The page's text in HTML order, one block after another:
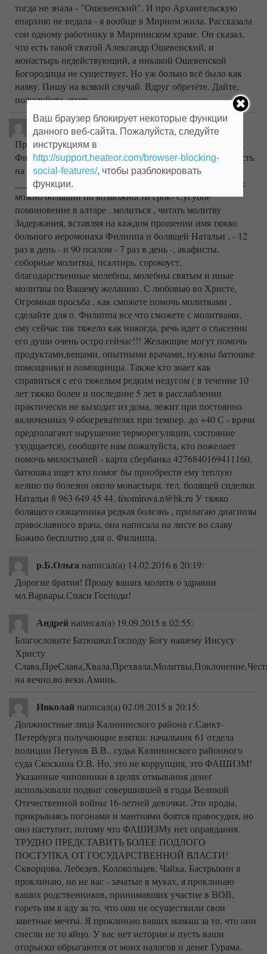
тогда не знала - "Ошевенский". И про Архангельскую
епархию не ведала - я вообще в Мирном жила. Рассказала
сон одному работнику в Мирнинском храме. Он сказал,
что есть такой святой Александр Ошевенский, и
монастырь недействующий, а никакой Ошевенской
Богородицы не существует. Но уж больно всё было как
наяву. Пишу на всякий случай. Вдруг обретёте. Дайте,
пожалуйста, знать.
Натальянаписал(а) 06.03.2016в 20:45:
Простите! Очень Вас просит тяжко болящий иеромонах
Филипп- Ваших сугубых молитв, самых сильных что есть
на земле! Если можно, такие молитвы благословили-
__________________________________________ На как
можно больший по возможности срок- Сугубое
поминовение в алтаре . молиться , читать молитву
Задержания, вставляя на каждом прошении имя тяжко
больного иеромонаха Филиппа и болящей Натальи , - 12
раз в день - и 90 псалом - 7 раз в день -, акафисты,
соборные молитвы, псалтирь, сорокоуст,
благодарственные молебны, молебны святым и иные
молитвы по Вашему желанию. С любовью во Христе,
Огромная просьба , как сможете помочь молитвами ,
сделайте для о. Филиппа все что сможете с молитвами,
ему сейчас так тяжело как никогда, речь идет о спасении
его души очень остро сейчас!!! Желающие могут помочь
продуктами,вещами, опытными врачами, нужны батюшке
помощники и помощницы. Также кто знает как
справиться с его тяжелым редким недугом ( в течение 10
лет тяжко болен и последние 5 лет в расслаблении
практически не выходит из дома, лежит при постоянно
включенных 9 обогревателях при темпер. до +40 С - врачи
предполагают нарушение терморегуляции, состояние
ухудщается), сообщите нам пожалуйста, кто пожелает
помочь милостыней - карта сбербанка 4276840169411160,
батюшка ищет кто помог бы приобрести ему теплую
келию по болезни около монастыря. тел. болящей сиделки
Натальи 8 963 649 45 44. tixomirova.n@bk.ru У тяжко
болящего священника редкая болезнь , прилагаю диагнозы
православного врача, она написала на листе во славу
Божию бесплатно для о. Филиппа.
р.Б.Ольганаписал(а) 14.02.2016в 20:19:
Дорогие братия! Прошу ваших молитв о здравии
мл.Варвары.Спаси Господи!
Андрейнаписал(а) 19.09.2015 в 02:55:
Благословите Батюшки.Господу Богу нашему Иисусу
Христу
на вечно,во веки.Аминь.
Николайнаписал(а) 02.08.2015 в 20:15:
Должностные лица Калининского района г.Санкт-
Петербурга получающие взятки: начальник 61 отдела
полиции Петунов В.В., судья Калининского районного
суда Скоскина О.В. Но, это не коррупция, это ФАШИЗМ!
Указанные чиновники в целях отмывания денег
использовали подвиг совершившей в годы Великой
Отечественной войны 16-летней девочки. Эти ироды,
прикрываясь погонами и мантиями боятся правосудия, но
оно наступит, потому что ФАШИЗМу нет оправдания.
ТРУДНО ПРЕДСТАВИТЬ БОЛЕЕ ПОДЛОГО
ПОСТУПКА ОТ ГОСУДАРСТВЕННОЙ ВЛАСТИ!
Скворцова, Лебедев, Колокольцев, Чайка, Бастрыкин я
проклинаю, но не вас - зачатые в муках, я проклинаю
ваших родственников, принимавших участие в ВОВ,
гореть им в аду за то, что они не осуществили свои
заветные мечты. Я проклинаю ваших мамаш за то, что они
снесли не то яйцо. У вас нет истории и пусть ваши
отпрыски обрыгаются от моих налогов и денег Гурама.
Ваш браузер блокирует некоторые функции
данного веб-сайта. Пожалуйста, следуйте
инструкциям в
http://support.heateor.com/browser-blocking-
social-features/, чтобы разблокировать
функции.